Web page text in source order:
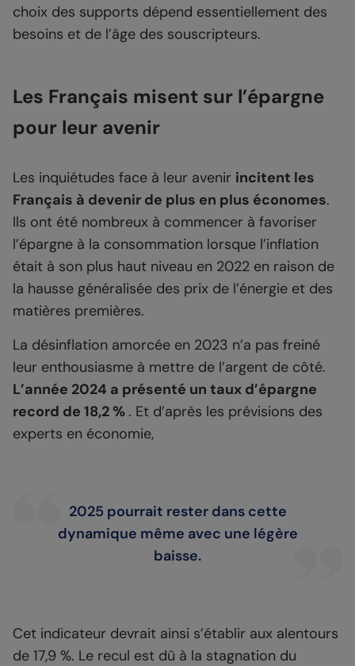
choix des supports dépend essentiellement des
besoins et de l’âge des souscripteurs.
Les Français misent sur l’épargne
pour leur avenir
Les inquiétudes face à leur avenir incitent les
Français à devenir de plus en plus économes.
Ils ont été nombreux à commencer à favoriser
l’épargne à la consommation lorsque l’inflation
était à son plus haut niveau en 2022 en raison de
la hausse généralisée des prix de l’énergie et des
matières premières.
La désinflation amorcée en 2023 n’a pas freiné
leur enthousiasme à mettre de l’argent de côté.
L’année 2024 a présenté un taux d’épargne
record de 18,2 % . Et d’après les prévisions des
experts en économie,
2025 pourrait rester dans cette
dynamique même avec une légère
baisse.
Cet indicateur devrait ainsi s’établir aux alentours
de 17,9 %. Le recul est dû à la stagnation du